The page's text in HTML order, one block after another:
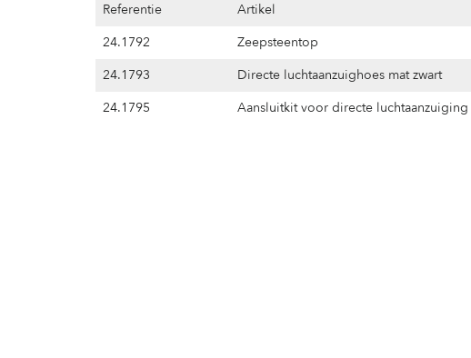
Referentie
Artikel
24.1792
Zeepsteentop
24.1793
Directe luchtaanzuighoes mat zwart
24.1795
Aansluitkit voor directe